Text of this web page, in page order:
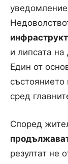
и липсата на
Един от
състоянието
сред
Според
резултат не